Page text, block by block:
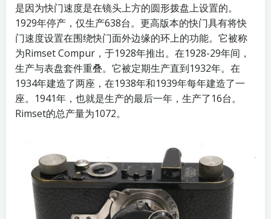
是因为快门速度是在镜头上方的圆形拨盘上设置的。
1929年停产，仅生产638台。更高版本的快门具有将快
门速度设置在围绕快门面外边缘的环上的功能。它被称
为Rimset Compur，于1928年推出。在1928-29年间，
生产与表盘套件重叠。它被定期生产直到1932年。在
1934年建造了两座，在1938年和1939年每年建造了一
座。1941年，也就是生产的最后一年，生产了16台。
Rimset的总产量为1072。